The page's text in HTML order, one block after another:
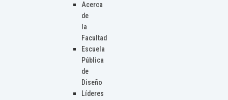
Acerca
de
la
Facultad
Escuela
Pública
de
Diseño
Líderes